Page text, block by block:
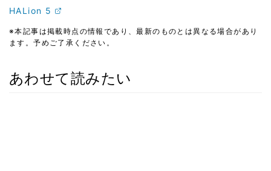
HALion 5
※本記事は掲載時点の情報であり、最新のものとは異なる場合があり
ます。予めご了承ください。
あわせて読みたい